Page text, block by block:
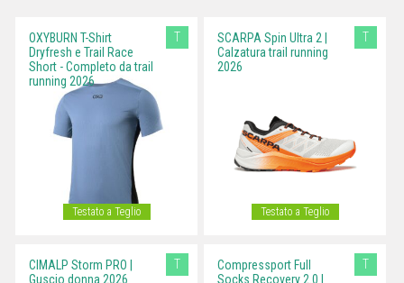
OXYBURN T-Shirt
Dryfresh e Trail Race
Short - Completo da trail
running 2026
T
Testato a Teglio
SCARPA Spin Ultra 2 |
Calzatura trail running
2026
T
Testato a Teglio
CIMALP Storm PRO |
Guscio donna 2026
T
Compressport Full
Socks Recovery 2.0 |
T